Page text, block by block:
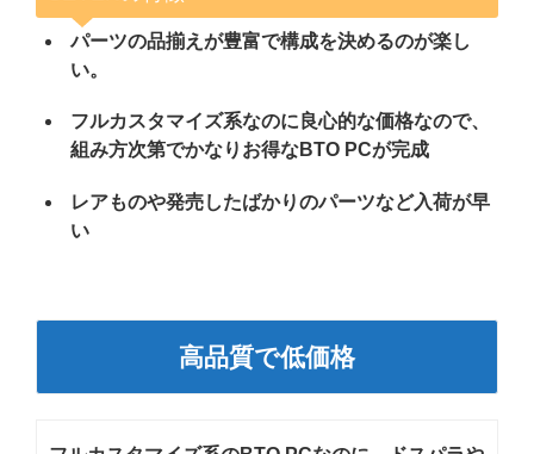
パーツの品揃えが豊富で構成を決めるのが楽し
い。
フルカスタマイズ系なのに良心的な価格なので、
組み方次第でかなりお得なBTO PCが完成
レアものや発売したばかりのパーツなど入荷が早
い
高品質で低価格